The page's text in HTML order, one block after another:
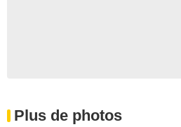
Plus de photos